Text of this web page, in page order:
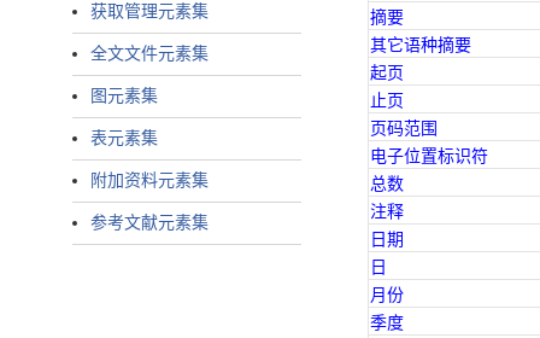
获取管理元素集
全文文件元素集
图元素集
表元素集
附加资料元素集
参考文献元素集
摘要
其它语种摘要
起页
止页
页码范围
电子位置标识符
总数
注释
日期
日
月份
季度